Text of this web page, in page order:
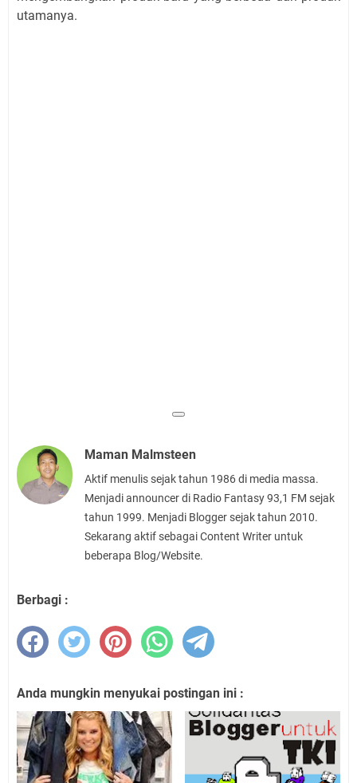
utamanya.
Maman Malmsteen
Aktif menulis sejak tahun 1986 di media massa.
Menjadi announcer di Radio Fantasy 93,1 FM sejak
tahun 1999. Menjadi Blogger sejak tahun 2010.
Sekarang aktif sebagai Content Writer untuk
beberapa Blog/Website.
Berbagi :
Anda mungkin menyukai postingan ini :